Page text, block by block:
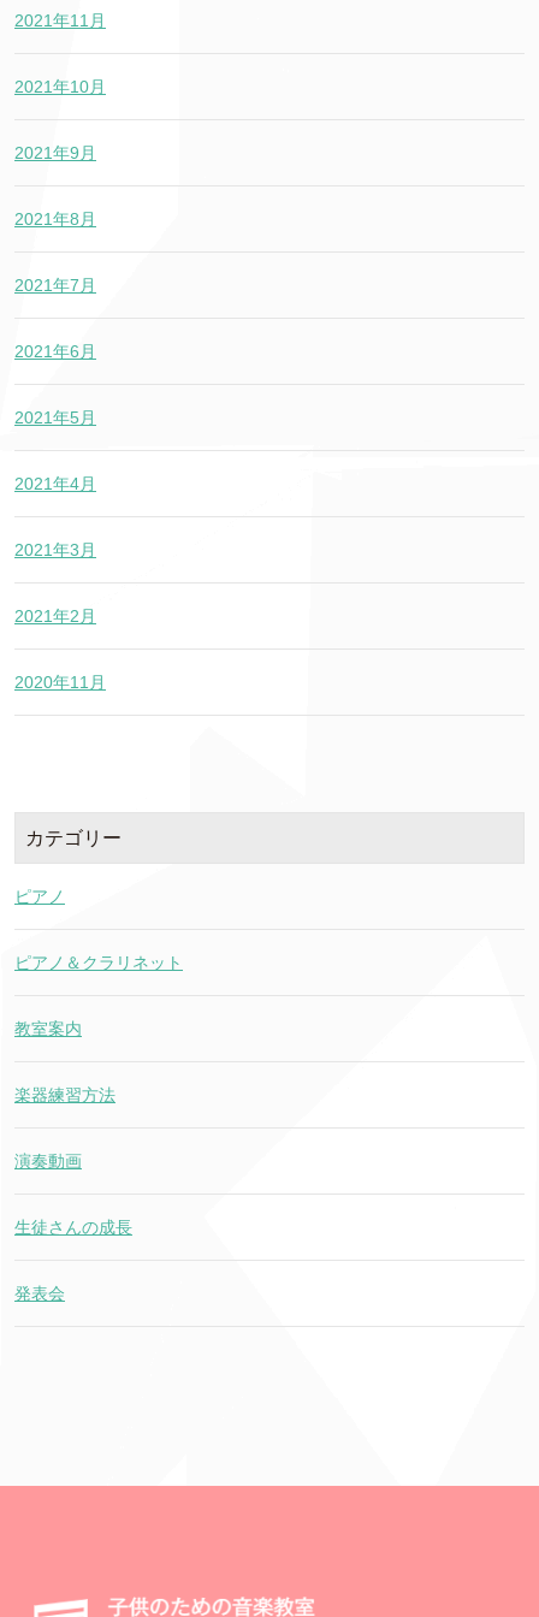
2021年11月
2021年10月
2021年9月
2021年8月
2021年7月
2021年6月
2021年5月
2021年4月
2021年3月
2021年2月
2020年11月
カテゴリー
ピアノ
ピアノ＆クラリネット
教室案内
楽器練習方法
演奏動画
生徒さんの成長
発表会